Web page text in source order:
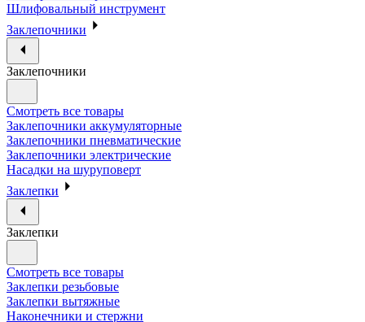
Шлифовальный инструмент
Заклепочники
Заклепочники
Смотреть все товары
Заклепочники аккумуляторные
Заклепочники пневматические
Заклепочники электрические
Насадки на шуруповерт
Заклепки
Заклепки
Смотреть все товары
Заклепки резьбовые
Заклепки вытяжные
Наконечники и стержни